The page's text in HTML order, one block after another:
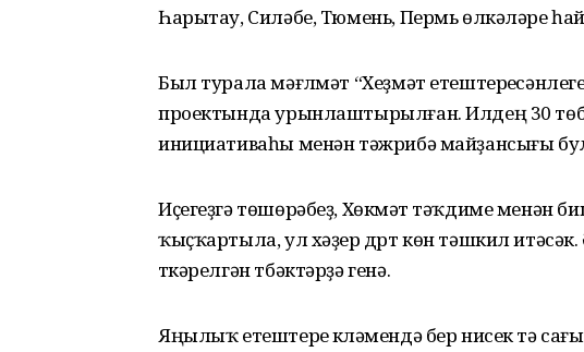
Һарытау, Силәбе, Тюмень, Пермь өлкәләре
Был турала мәғлүмәт “Хеҙмәт
проектында урынлаштырылған. Илдең 30
инициативаһы менән тәжрибә майҙансығы
Иҫегеҙгә төшөрәбеҙ, Хөкүмәт тәҡдиме менән
ҡыҫҡартыла, ул хәҙер дүрт көн тәшкил
үткәрелгән тбәктәрҙә генә.
Яңылыҡ етештереү күләмендә бер нисек тә